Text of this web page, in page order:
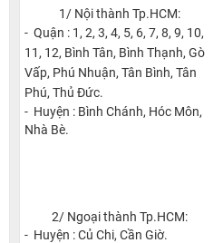
1/ Nội thành Tp.HCM:
- Quận : 1, 2, 3, 4, 5, 6, 7, 8, 9, 10,
11, 12, Bình Tân, Bình Thạnh, Gò
Vấp, Phú Nhuận, Tân Bình, Tân
Phú, Thủ Đức.
- Huyện : Bình Chánh, Hóc Môn,
Nhà Bè.
2/ Ngoại thành Tp.HCM:
- Huyện : Củ Chi, Cần Giờ.